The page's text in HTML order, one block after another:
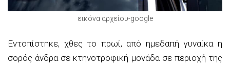
εικόνα αρχείου-google
Εντοπίστηκε, χθες το πρωί, από ημεδαπή γυναίκα η
σορός άνδρα σε κτηνοτροφική μονάδα σε περιοχή της